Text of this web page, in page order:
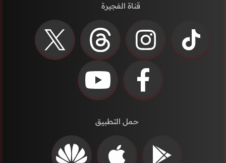
قناة الفجيرة
حمل التطبيق